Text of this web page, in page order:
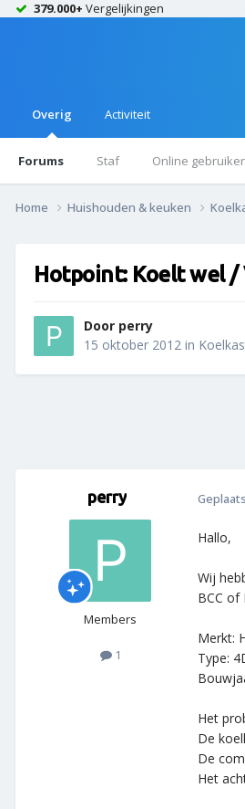
379.000+ Vergelijkingen
Overig
Forums Staf Online
Activiteit
Home Huishouden & keuken
Hotpoint: Koelt wel /
Door perry
15 oktober 2012 in
perry
Members
1
Hallo,
Wij
BCC of
Merkt:
Type:
Het
De
De
Het